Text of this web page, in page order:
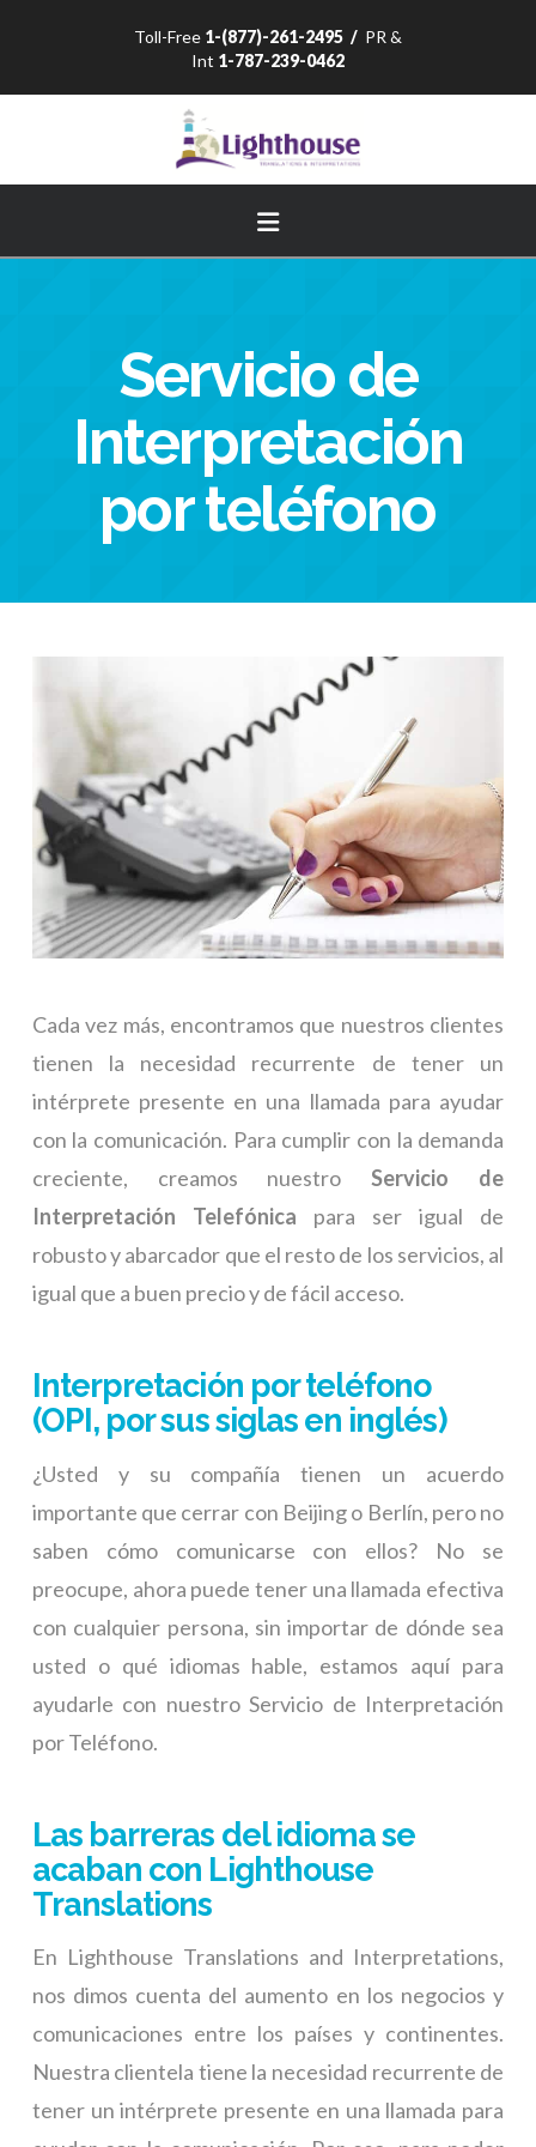
Toll-Free 1-(877)-261-2495/ PR &
Int 1-787-239-0462
Navigation
Servicio de
Interpretación
por teléfono
Cada vez más, encontramos que nuestros clientes
tienen la necesidad recurrente de tener un
intérprete presente en una llamada para ayudar
con la comunicación. Para cumplir con la demanda
creciente, creamos nuestroServicio de
Interpretación Telefónica para ser igual de
robusto y abarcador que el resto de los servicios, al
igual que a buen precio y de fácil acceso.
Interpretación por teléfono
(OPI, por sus siglas en inglés)
¿Usted y su compañía tienen un acuerdo
importante que cerrar con Beijing o Berlín, pero no
saben cómo comunicarse con ellos? No se
preocupe, ahora puede tener una llamada efectiva
con cualquier persona, sin importar de dónde sea
usted o qué idiomas hable, estamos aquí para
ayudarle con nuestro Servicio de Interpretación
por Teléfono.
Las barreras del idioma se
acaban con Lighthouse
Translations
En Lighthouse Translations and Interpretations,
nos dimos cuenta del aumento en los negocios y
comunicaciones entre los países y continentes.
Nuestra clientela tiene la necesidad recurrente de
tener un intérprete presente en una llamada para